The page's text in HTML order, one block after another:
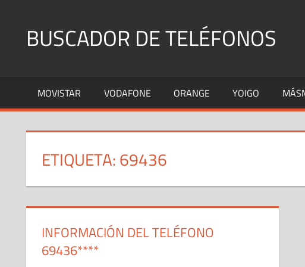
contenidoBUSCADOR DE TELÉFONOS
Fijos
y
MOVISTAR VODAFONE ORANGE YOIGO
ETIQUETA:69436
INFORMACIÓN DEL TELÉFONO
69436****